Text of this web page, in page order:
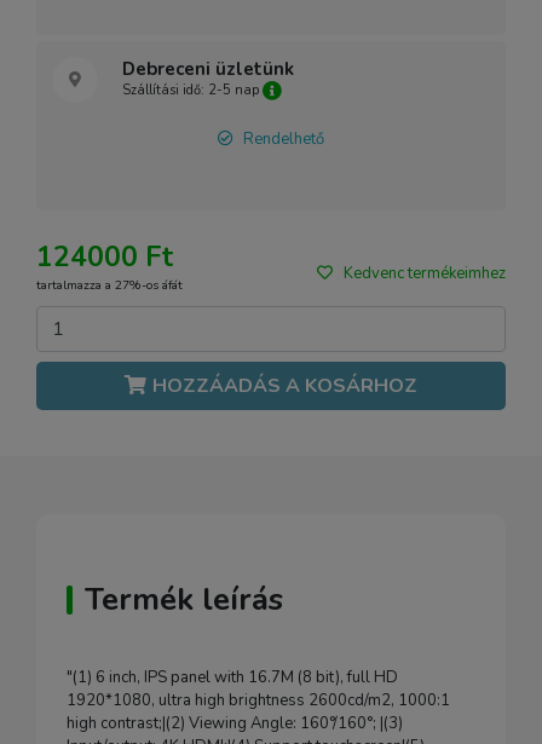
Debreceni üzletünk
Szállítási idő: 2-5 nap
Rendelhető
124000 Ft
tartalmazza a 27%-os áfát
Kedvenc termékeimhez
HOZZÁADÁS A KOSÁRHOZ
Termék leírás
"(1) 6 inch, IPS panel with 16.7M (8 bit), full HD
1920*1080, ultra high brightness 2600cd/m2, 1000:1
high contrast;|(2) Viewing Angle: 160°/160°; |(3)